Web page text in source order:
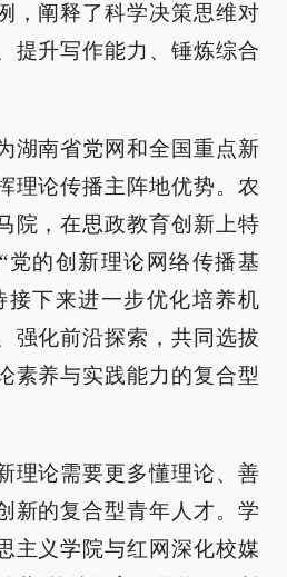
，阐释了科学决策思维对
提升写作能力、锤炼综合
湖南省党网和全国重点新
理论传播主阵地优势。农
院，在思政教育创新上特
党的创新理论网络传播基
接下来进一步优化培养机
强化前沿探索，共同选拔
素养与实践能力的复合型
理论需要更多懂理论、善
新的复合型青年人才。学
主义学院与红网深化校媒